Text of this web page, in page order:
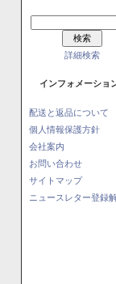
詳細検索
インフォメーショ
配送と返品について
個人情報保護方針
会社案内
お問い合わせ
サイトマップ
ニュースレター登録